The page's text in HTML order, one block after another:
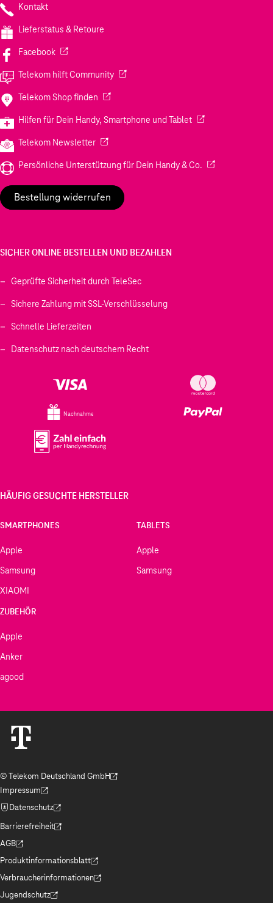
Kontakt
Lieferstatus & Retoure
Facebook(Wird in einem neuen Tab geöffnet)
Telekom hilft Community(Wird in einem neuen Tab geöffnet)
Telekom Shop finden (Wird in einem neuen Tab geöffnet)
Hilfen für Dein Handy, Smartphone und Tablet(Wird in einem
Telekom Newsletter(Wird in einem neuen Tab geöffnet)
Persönliche Unterstützung für Dein Handy & Co. (Wird in einem
Bestellung widerrufen
SICHER ONLINE BESTELLEN UND BEZAHLEN
Geprüfte Sicherheit durch TeleSec
Sichere Zahlung mit SSL-Verschlüsselung
Schnelle Lieferzeiten
Datenschutz nach deutschem Recht
Nachnahme
HÄUFIG GESUCHTE HERSTELLER
SMARTPHONES
Apple
Samsung
XIAOMI
TABLETS
Apple
Samsung
ZUBEHÖR
Apple
Anker
agood
© Telekom Deutschland GmbH
(Der Link wird in einem neuen Tab geöffnet)
Impressum
(Der Link wird in einem neuen Tab geöffnet)
Datenschutz
(Der Link wird in einem neuen Tab geöffnet)
Barrierefreiheit
(Der Link wird in einem neuen Tab geöffnet)
AGB
(Der Link wird in einem neuen Tab geöffnet)
Produktinformationsblatt
(Der Link wird in einem neuen Tab geöffnet)
Verbraucherinformationen
(Der Link wird in einem neuen Tab geöffnet)
Jugendschutz
(Der Link wird in einem neuen Tab geöffnet)